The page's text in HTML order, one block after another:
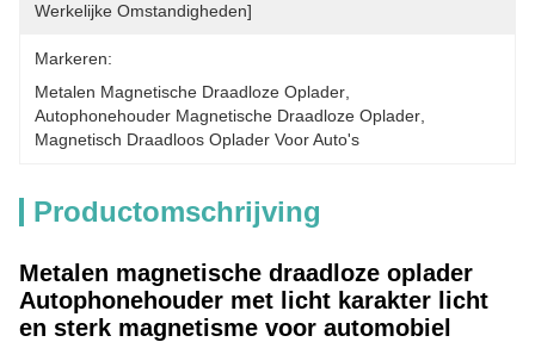
Werkelijke Omstandigheden]
Markeren:
Metalen Magnetische Draadloze Oplader
Autophonehouder Magnetische Draadloze Oplader
Magnetisch Draadloos Oplader Voor Auto's
Productomschrijving
Metalen magnetische draadloze oplader
Autophonehouder met licht karakter licht
en sterk magnetisme voor automobiel